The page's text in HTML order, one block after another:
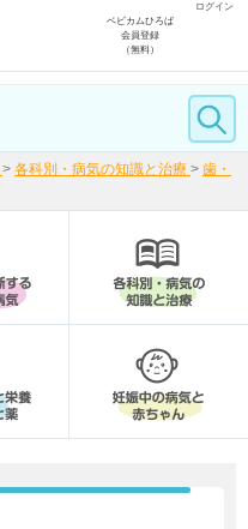
ログイン
ベビカムひろば
会員登録
（無料）
> 各科別・病気の知識と治療 > 歯・